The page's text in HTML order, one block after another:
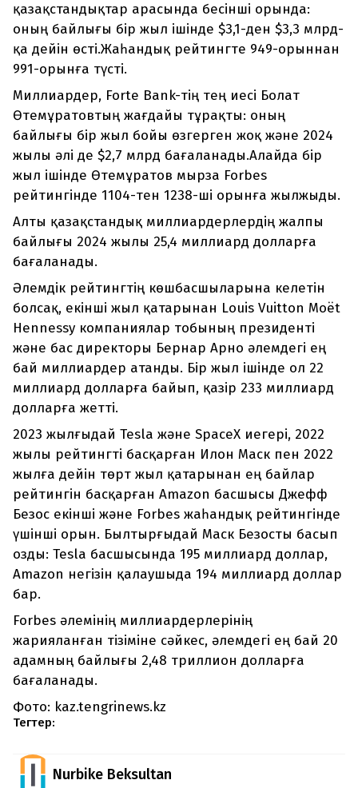
қазақстандықтар арасында бесінші орында:
оның байлығы бір жыл ішінде $3,1-ден $3,3 млрд-
қа дейін өсті.Жаһандық рейтингте 949-орыннан
991-орынға түсті.
Миллиардер, Forte Bank-тің тең иесі Болат
Өтемұратовтың жағдайы тұрақты: оның
байлығы бір жыл бойы өзгерген жоқ және 2024
жылы әлі де $2,7 млрд бағаланады.Алайда бір
жыл ішінде Өтемұратов мырза Forbes
рейтингінде 1104-тен 1238-ші орынға жылжыды.
Алты қазақстандық миллиардерлердің жалпы
байлығы 2024 жылы 25,4 миллиард долларға
бағаланады.
Әлемдік рейтингтің көшбасшыларына келетін
болсақ, екінші жыл қатарынан Louis Vuitton Moët
Hennessy компаниялар тобының президенті
және бас директоры Бернар Арно әлемдегі ең
бай миллиардер атанды. Бір жыл ішінде ол 22
миллиард долларға байып, қазір 233 миллиард
долларға жетті.
2023 жылғыдай Tesla және SpaceX иегері, 2022
жылы рейтингті басқарған Илон Маск пен 2022
жылға дейін төрт жыл қатарынан ең байлар
рейтингін басқарған Amazon басшысы Джефф
Безос екінші және Forbes жаһандық рейтингінде
үшінші орын. Былтырғыдай Маск Безосты басып
озды: Tesla басшысында 195 миллиард доллар,
Amazon негізін қалаушыда 194 миллиард доллар
бар.
Forbes әлемінің миллиардерлерінің
жарияланған тізіміне сәйкес, әлемдегі ең бай 20
адамның байлығы 2,48 триллион долларға
бағаланады.
Фото: kaz.tengrinews.kz
Тегтер:
Nurbike Beksultan